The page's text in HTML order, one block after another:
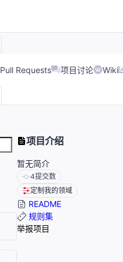
Pull Requests 项目讨论 Wiki
项目介绍
暂无简介
4提交数
定制我的领域
README
规则集
举报项目